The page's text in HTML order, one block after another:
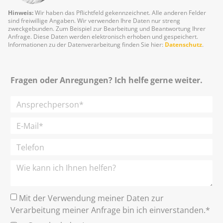
Hinweis:Wir haben das Pflichtfeld gekennzeichnet. Alle anderen Felder
sind freiwillige Angaben. Wir verwenden Ihre Daten nur streng
zweckgebunden. Zum Beispiel zur Bearbeitung und Beantwortung Ihrer
Anfrage. Diese Daten werden elektronisch erhoben und gespeichert.
Informationen zu der Datenverarbeitung finden Sie hier: Datenschutz.
Fragen oder Anregungen? Ich helfe gerne weiter.
Mit der Verwendung meiner Daten zur
Verarbeitung meiner Anfrage bin ich einverstanden.*